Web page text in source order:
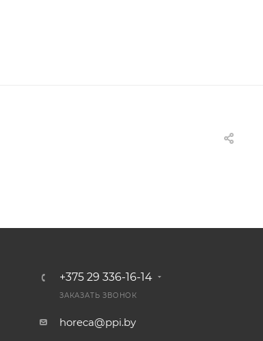
+375 29 336-16-14
ЗАКАЗАТЬ ЗВОНОК
horeca@ppi.by